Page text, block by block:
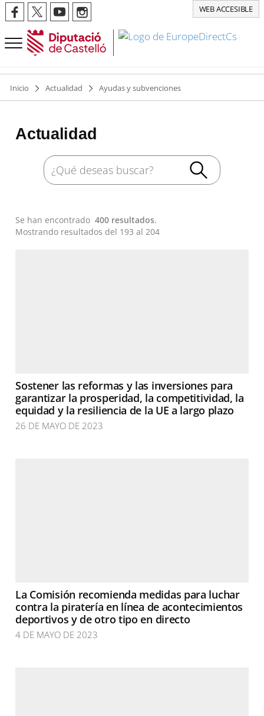
WEB ACCESIBLE
Inicio Actualidad Ayudas y subvenciones
Actualidad
Se han encontrado400 resultados.
Mostrando resultados del 193 al 204
Sostener las reformas y las inversiones para
garantizar la prosperidad, la competitividad, la
equidad y la resiliencia de la UE a largo plazo
26 DE MAYO DE 2023
La Comisión recomienda medidas para luchar
contra la piratería en línea de acontecimientos
deportivos y de otro tipo en directo
4 DE MAYO DE 2023